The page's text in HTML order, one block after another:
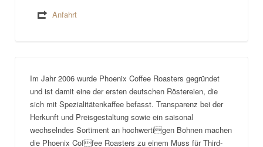
Anfahrt
Im Jahr 2006 wurde Phoenix Coffee Roasters gegründet
und ist damit eine der ersten deutschen Röstereien, die
sich mit Spezialitätenkaffee befasst. Transparenz bei der
Herkunft und Preisgestaltung sowie ein saisonal
wechselndes Sortiment an hochwertigen Bohnen machen
die Phoenix Coffee Roasters zu einem Muss für Third-